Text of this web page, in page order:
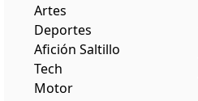
Artes
Deportes
Afición Saltillo
Tech
Motor